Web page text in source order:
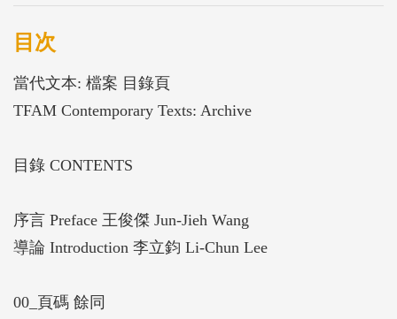
的模式。所以檔案究竟為何？是什麼讓當代的藝術
家、哲學家、歷史研究者對於檔案如此著迷？而檔案
的檔案相關經典文章，《當代文本：檔案》重新回顧
歷史上關於檔案的重要討論，並以此審視當代的檔案
目次
當代文本: 檔案 目錄頁
TFAM Contemporary Texts: Archive
目錄 CONTENTS
序言 Preface 王俊傑 Jun-Jieh Wang
導論 Introduction 李立鈞 Li-Chun Lee
00_頁碼 餘同